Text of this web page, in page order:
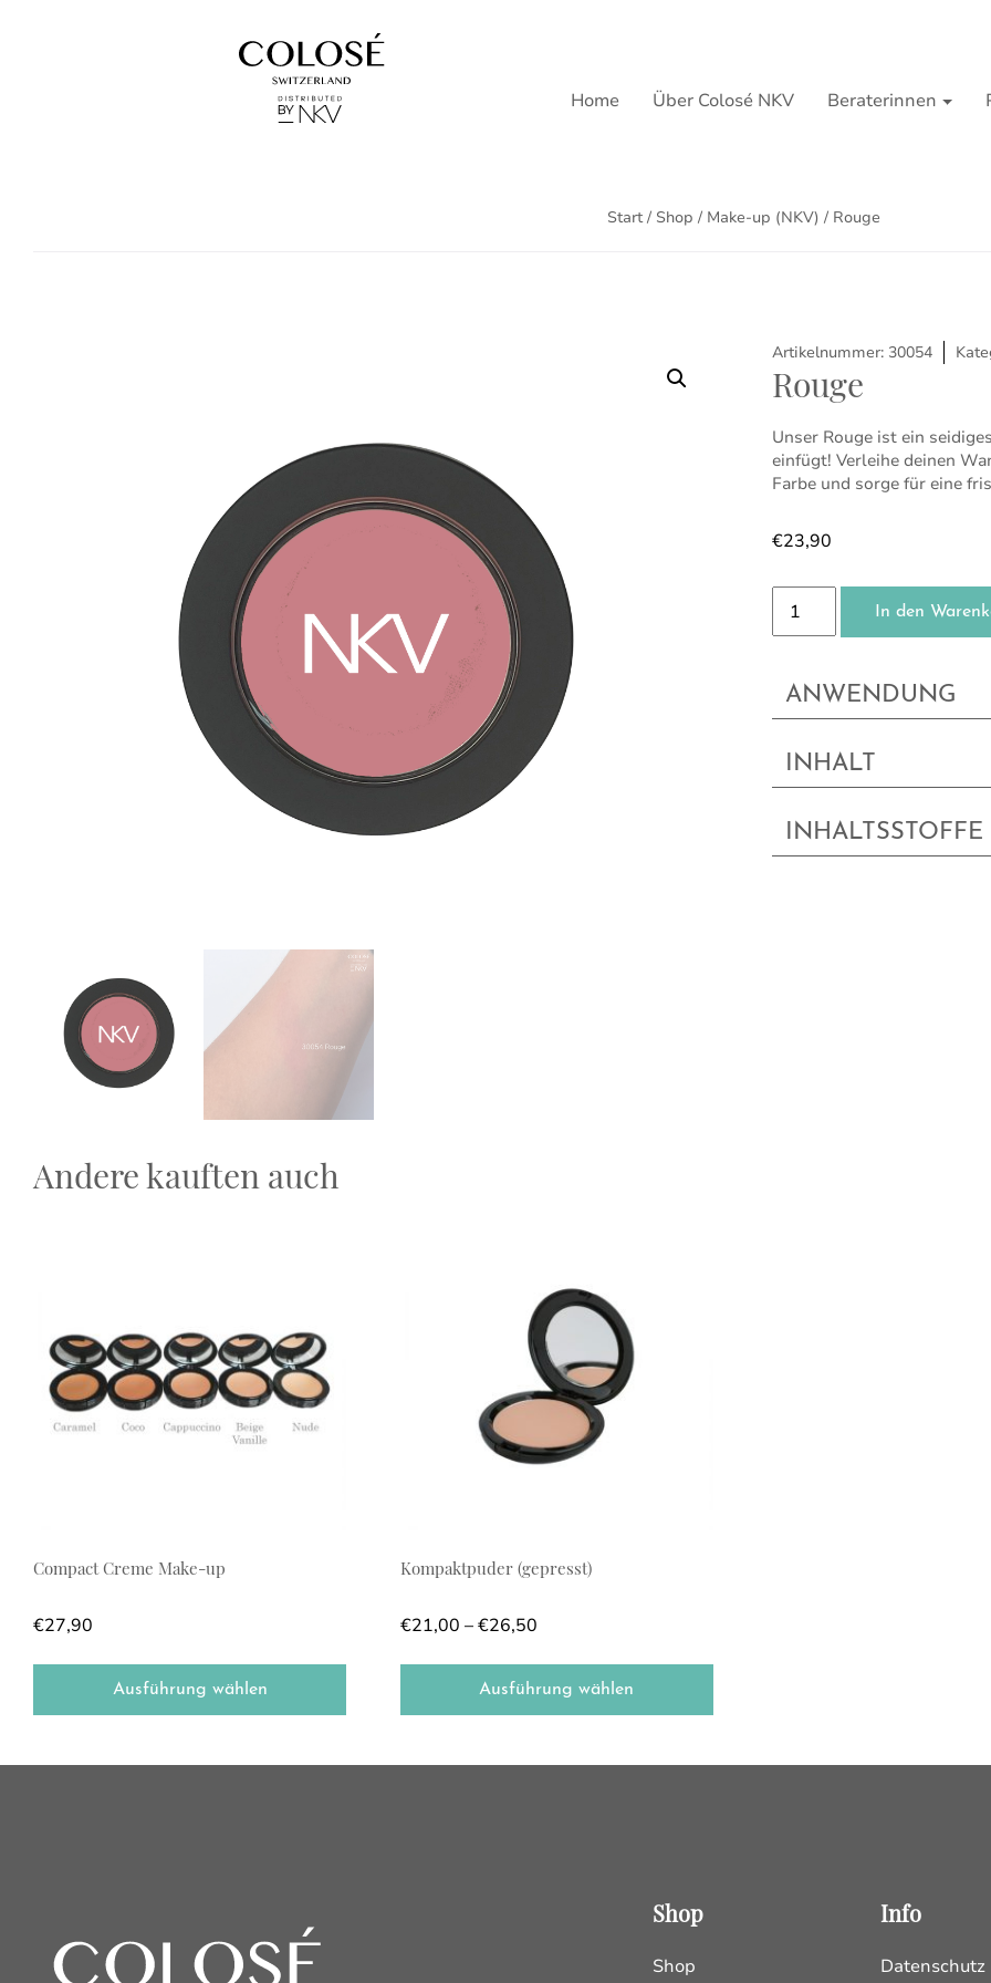
Home Über Colosé NKV Beraterinnen
Start/ Shop / Make-up (NKV) / Rouge
Artikelnummer: 30054
Rouge
Unser Rouge ist ein
einfügt! Verleihe deinen
Farbe und sorge für eine
€23,90
Rouge Menge
In den
ANWENDUNG
INHALT
INHALTSSTOFFE
Andere kauften auch
Compact Creme Make-up
€27,90
Ausführung wählen
Kompaktpuder (gepresst)
€21,00 –€26,50Preisspanne: €21,00 bis €26,50
Ausführung wählen
Shop
Shop
Info
Datenschutz